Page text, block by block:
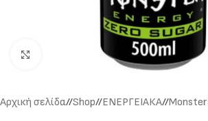
Click to enlarge
Αρχική σελίδα/ Shop/ ΕΝΕΡΓΕΙΑΚΑ/